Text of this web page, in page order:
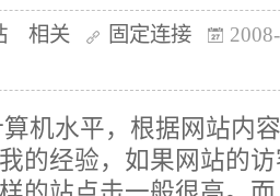
相关 固定连接
机水平，根据网站内
的经验，如果网站的